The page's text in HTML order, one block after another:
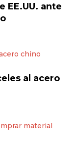
EE.UU. ante
al acero